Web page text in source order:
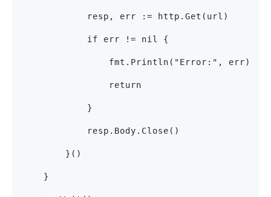
            resp, err := http.Get(url)
            if err != nil {
                fmt.Println("Error:", err)
                return
            }
            resp.Body.Close()
        }()
    }